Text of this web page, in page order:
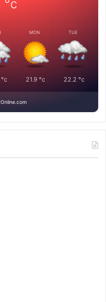
°c
°c
MON
21.9 °c
TUE
22.2 °c